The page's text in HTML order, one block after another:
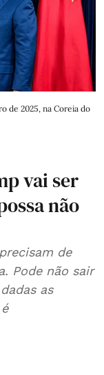
de 2025, na Coreia do
vai ser
não
de
Pode não sair
as